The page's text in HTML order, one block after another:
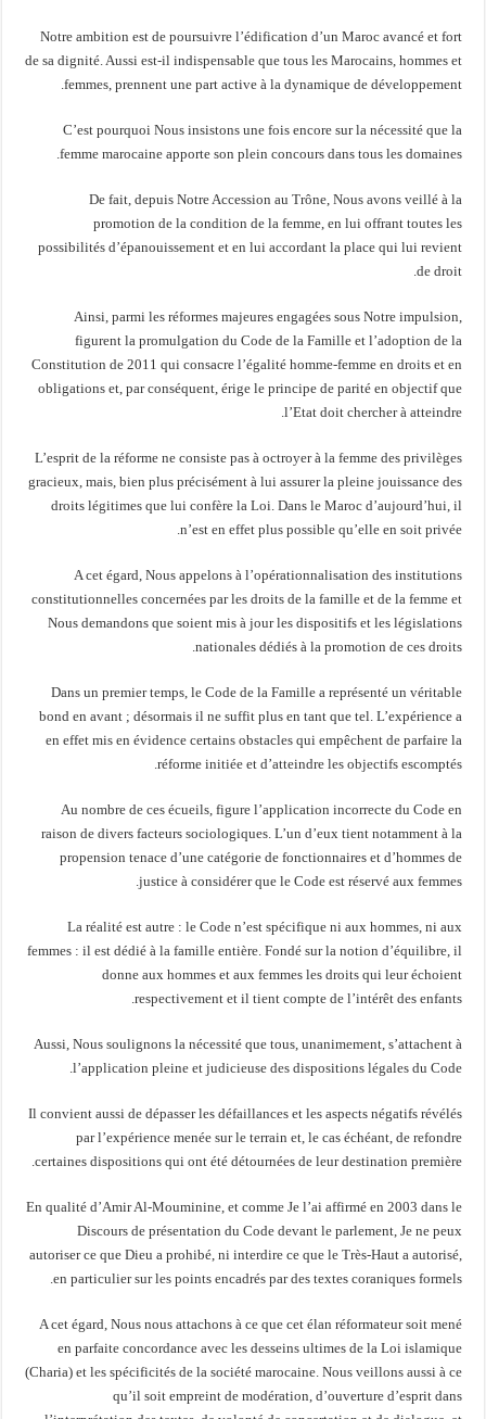
Notre ambition est de poursuivre l’édification d’un Maroc avancé et fort
de sa dignité. Aussi est-il indispensable que tous les Marocains, hommes et
femmes, prennent une part active à la dynamique de développement.
C’est pourquoi Nous insistons une fois encore sur la nécessité que la
femme marocaine apporte son plein concours dans tous les domaines.
De fait, depuis Notre Accession au Trône, Nous avons veillé à la
promotion de la condition de la femme, en lui offrant toutes les
possibilités d’épanouissement et en lui accordant la place qui lui revient
de droit.
Ainsi, parmi les réformes majeures engagées sous Notre impulsion,
figurent la promulgation du Code de la Famille et l’adoption de la
Constitution de 2011 qui consacre l’égalité homme-femme en droits et en
obligations et, par conséquent, érige le principe de parité en objectif que
l’Etat doit chercher à atteindre.
L’esprit de la réforme ne consiste pas à octroyer à la femme des privilèges
gracieux, mais, bien plus précisément à lui assurer la pleine jouissance des
droits légitimes que lui confère la Loi. Dans le Maroc d’aujourd’hui, il
n’est en effet plus possible qu’elle en soit privée.
A cet égard, Nous appelons à l’opérationnalisation des institutions
constitutionnelles concernées par les droits de la famille et de la femme et
Nous demandons que soient mis à jour les dispositifs et les législations
nationales dédiés à la promotion de ces droits.
Dans un premier temps, le Code de la Famille a représenté un véritable
bond en avant ; désormais il ne suffit plus en tant que tel. L’expérience a
en effet mis en évidence certains obstacles qui empêchent de parfaire la
réforme initiée et d’atteindre les objectifs escomptés.
Au nombre de ces écueils, figure l’application incorrecte du Code en
raison de divers facteurs sociologiques. L’un d’eux tient notamment à la
propension tenace d’une catégorie de fonctionnaires et d’hommes de
justice à considérer que le Code est réservé aux femmes.
La réalité est autre : le Code n’est spécifique ni aux hommes, ni aux
femmes : il est dédié à la famille entière. Fondé sur la notion d’équilibre, il
donne aux hommes et aux femmes les droits qui leur échoient
respectivement et il tient compte de l’intérêt des enfants.
Aussi, Nous soulignons la nécessité que tous, unanimement, s’attachent à
l’application pleine et judicieuse des dispositions légales du Code.
Il convient aussi de dépasser les défaillances et les aspects négatifs révélés
par l’expérience menée sur le terrain et, le cas échéant, de refondre
certaines dispositions qui ont été détournées de leur destination première.
En qualité d’Amir Al-Mouminine, et comme Je l’ai affirmé en 2003 dans le
Discours de présentation du Code devant le parlement, Je ne peux
autoriser ce que Dieu a prohibé, ni interdire ce que le Très-Haut a autorisé,
en particulier sur les points encadrés par des textes coraniques formels.
A cet égard, Nous nous attachons à ce que cet élan réformateur soit mené
en parfaite concordance avec les desseins ultimes de la Loi islamique
(Charia) et les spécificités de la société marocaine. Nous veillons aussi à ce
qu’il soit empreint de modération, d’ouverture d’esprit dans